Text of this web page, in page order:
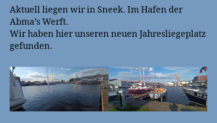
12
Aktuell liegen wir in Sneek. Im Hafen der
Abma’s Werft.
Wir haben hier unseren neuen Jahresliegeplatz
gefunden.